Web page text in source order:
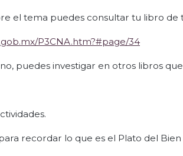
el tema puedes consultar tu libro de
P3CNA.htm?#page/34
puedes investigar en otros libros
recordar lo que es el Plato del Bien